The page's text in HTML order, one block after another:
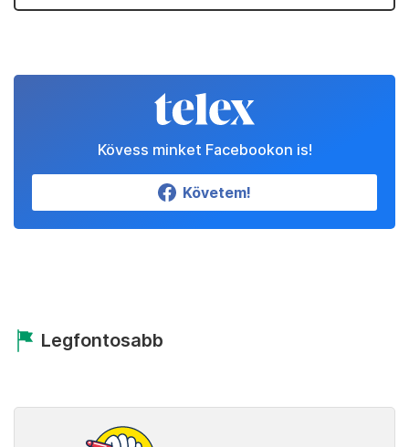
Kövess minket Facebookon is!
Követem!
Legfontosabb